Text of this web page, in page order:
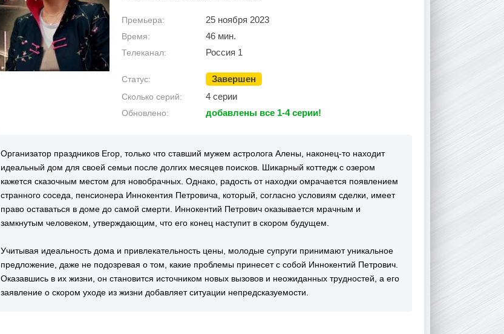
Премьера: 25 ноября 2023
Время: 46 мин.
Телеканал: Россия 1
Статус: Завершен
Сколько серий: 4 серии
Обновлено: добавлены все 1-4 серии!
Организатор праздников Егор, только что ставший мужем астролога Алены, наконец-то находит
идеальный дом для своей семьи после долгих месяцев поисков. Шикарный коттедж с озером
кажется сказочным местом для новобрачных. Однако, радость от находки омрачается появлением
странного соседа, пенсионера Иннокентия Петровича, который, согласно условиям сделки, имеет
право оставаться в доме до самой смерти. Иннокентий Петрович оказывается мрачным и
замкнутым человеком, утверждающим, что его конец наступит в скором будущем.
Учитывая идеальность дома и привлекательность цены, молодые супруги принимают уникальное
предложение, даже не подозревая о том, какие проблемы принесет с собой Иннокентий Петрович.
Оказавшись в их жизни, он становится источником новых вызовов и неожиданных трудностей, а его
заявление о скором уходе из жизни добавляет ситуации непредсказуемости.